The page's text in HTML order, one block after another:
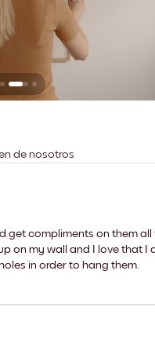
de nosotros
get compliments on them all
on my wall and I love that I
in order to hang them.